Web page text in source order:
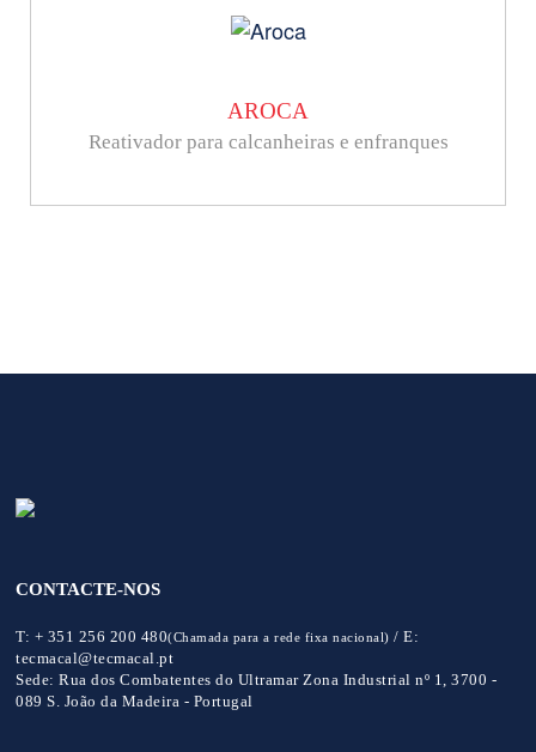
AROCA
Reativador para calcanheiras e enfranques
CONTACTE-NOS
T: + 351 256 200 480(Chamada para a rede fixa nacional) /E:
tecmacal@tecmacal.pt
Sede: Rua dos Combatentes do Ultramar Zona Industrial nº 1, 3700 -
089 S. João da Madeira - Portugal